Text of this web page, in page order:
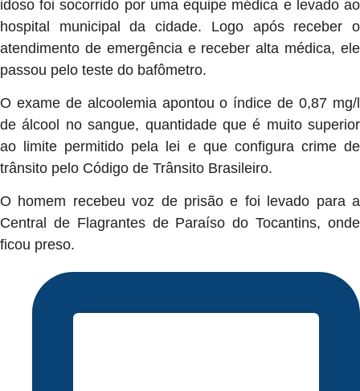
idoso foi socorrido por uma equipe médica e levado ao
hospital municipal da cidade. Logo após receber o
atendimento de emergência e receber alta médica, ele
passou pelo teste do bafômetro.
O exame de alcoolemia apontou o índice de 0,87 mg/l
de álcool no sangue, quantidade que é muito superior
ao limite permitido pela lei e que configura crime de
trânsito pelo Código de Trânsito Brasileiro.
O homem recebeu voz de prisão e foi levado para a
Central de Flagrantes de Paraíso do Tocantins, onde
ficou preso.